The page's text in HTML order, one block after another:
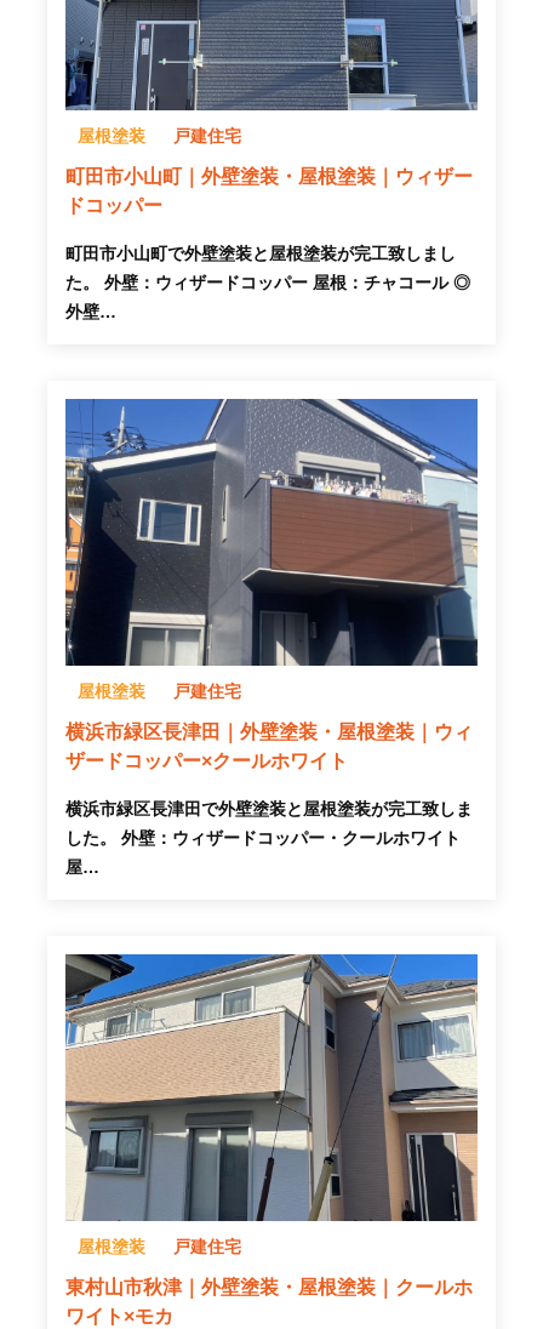
屋根塗装 戸建住宅
町田市小山町｜外壁塗装・屋根塗装｜ウィザー
ドコッパー
町田市小山町で外壁塗装と屋根塗装が完工致しまし
た。 外壁：ウィザードコッパー 屋根：チャコール ◎
外壁…
屋根塗装 戸建住宅
横浜市緑区長津田｜外壁塗装・屋根塗装｜ウィ
ザードコッパー×クールホワイト
横浜市緑区長津田で外壁塗装と屋根塗装が完工致しま
した。 外壁：ウィザードコッパー・クールホワイト
屋…
屋根塗装 戸建住宅
東村山市秋津｜外壁塗装・屋根塗装｜クールホ
ワイト×モカ